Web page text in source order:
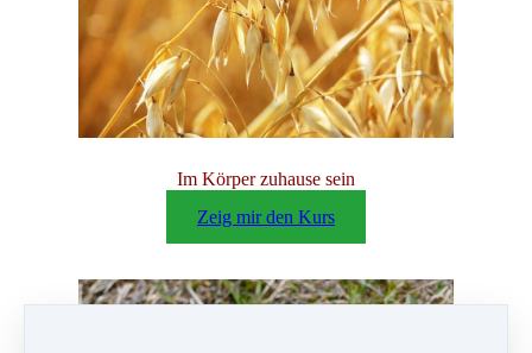
Im Körper zuhause sein
Zeig mir den Kurs